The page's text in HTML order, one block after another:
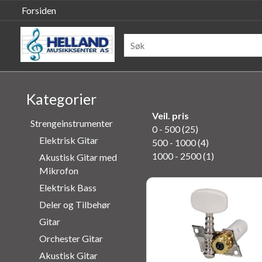
Forsiden
Kategorier
Strengeinstrumenter
Elektrisk Gitar
Akustisk Gitar med
Mikrofon
Elektrisk Bass
Deler og Tilbehør
Gitar
Orchester Gitar
Akustisk Gitar
Veil. pris
0 - 500 (25)
500 - 1000 (4)
1000 - 2500 (1)